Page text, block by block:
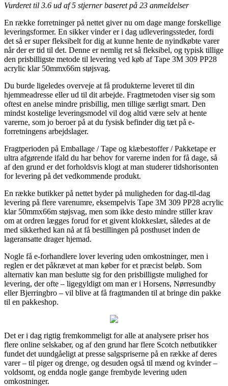
Vurderet til 3.6 ud af 5 stjerner baseret på 23 anmeldelser
En række forretninger på nettet giver nu om dage mange forskellige
leveringsformer. En sikker vinder er i dag udleveringssteder, fordi
det så er super fleksibelt for dig at kunne hente de nyindkøbte varer
når der er tid til det. Denne er nemlig ret så fleksibel, og typisk tillige
den prisbilligste metode til levering ved køb af Tape 3M 309 PP28
acrylic klar 50mmx66m støjsvag.
Du burde ligeledes overveje at få produkterne leveret til din
hjemmeadresse eller ud til dit arbejde. Fragtmetoden viser sig som
oftest en anelse mindre prisbillig, men tillige særligt smart. Den
mindst kostelige leveringsmodel vil dog altid være selv at hente
varerne, som jo beroer på at du fysisk befinder dig tæt på e-
forretningens arbejdslager.
Fragtperioden på Emballage / Tape og klæbestoffer / Pakketape er
ultra afgørende ifald du har behov for varerne inden for få dage, så
af den grund er det forholdsvis klogt at man studerer tidshorisonten
for levering på det vedkommende produkt.
En række butikker på nettet byder på muligheden for dag-til-dag
levering på flere varenumre, eksempelvis Tape 3M 309 PP28 acrylic
klar 50mmx66m støjsvag, men som ikke desto mindre stiller krav
om at ordren lægges forud for et givent klokkeslæt, således at de
med sikkerhed kan nå at få bestillingen på posthuset inden de
lageransatte drager hjemad.
Nogle få e-forhandlere lover levering uden omkostninger, men i
reglen er det påkrævet at man køber for et præcist beløb. Som
alternativ kan man beslutte sig for den prisbilligste mulighed for
levering, der ofte – ligegyldigt om man er i Horsens, Nørresundby
eller Bjerringbro – vil blive at få fragtmanden til at bringe din pakke
til en pakkeshop.
Det er i dag rigtig fremkommeligt for alle at analysere priser hos
flere online selskaber, og af den grund har flere Scotch netbutikker
fundet det uundgåeligt at presse salgspriserne på en række af deres
varer – til piger og drenge, og desuden også til mænd og kvinder –
voldsomt, og endda nogle gange frembyde levering uden
omkostninger.